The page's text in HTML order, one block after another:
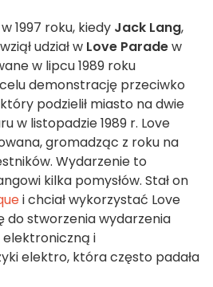
1997 roku, kiedy Jack Lang,
udział w Love Paradew
w lipcu 1989 roku
demonstrację przeciwko
podzielił miasto na dwie
w listopadzie 1989 r. Love
gromadząc z roku na
Wydarzenie to
kilka pomysłów. Stał on
i chciał wykorzystać Love
do stworzenia wydarzenia
i
elektro, która często padała